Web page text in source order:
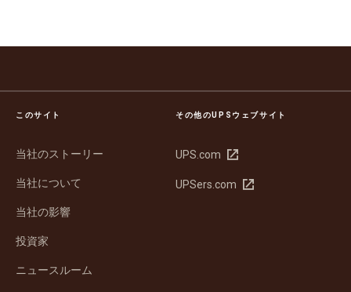
このサイト
当社のストーリー
当社について
当社の影響
投資家
ニュースルーム
その他のUPSウェブサイト
UPS.com
新
い
UPSers.com
新